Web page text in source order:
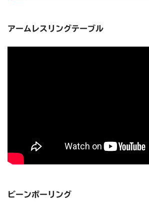
アームレスリングテーブル
ビーンボーリング